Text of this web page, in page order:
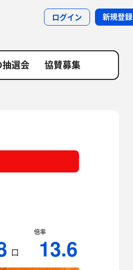
ログイン 新規登録
選会 協賛募集
口
倍率
13.6